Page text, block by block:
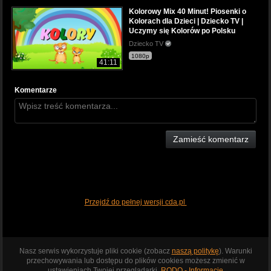
41:11
Kolorowy Mix 40 Minut! Piosenki o
Kolorach dla Dzieci | Dziecko TV |
Uczymy się Kolorów po Polsku
Dziecko TV
1080p
Komentarze
Zamieść komentarz
Przejdź do pełnej wersji cda.pl
Nasz serwis wykorzystuje pliki cookie (zobacz naszą politykę). Warunki
przechowywania lub dostępu do plików cookies możesz zmienić w